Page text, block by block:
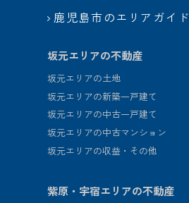
鹿児島市のエリアガイド
坂元エリアの不動産
坂元エリアの土地
坂元エリアの新築一戸建て
坂元エリアの中古一戸建て
坂元エリアの中古マンション
坂元エリアの収益・その他
紫原・宇宿エリアの不動産